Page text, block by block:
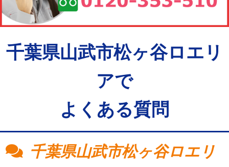
千葉県山武市松ヶ谷ロエリ
アで
よくある質問
千葉県山武市松ヶ谷ロエリ